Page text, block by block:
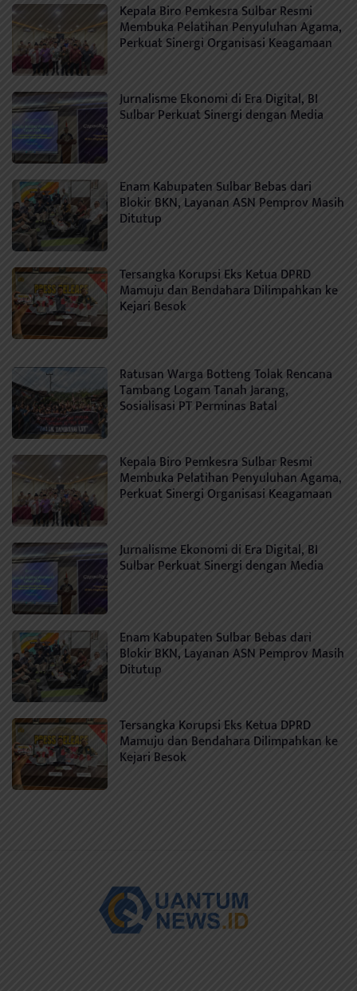
Kepala Biro Pemkesra Sulbar Resmi
Membuka Pelatihan Penyuluhan Agama,
Perkuat Sinergi Organisasi Keagamaan
Jurnalisme Ekonomi di Era Digital, BI
Sulbar Perkuat Sinergi dengan Media
Enam Kabupaten Sulbar Bebas dari
Blokir BKN, Layanan ASN Pemprov Masih
Ditutup
Tersangka Korupsi Eks Ketua DPRD
Mamuju dan Bendahara Dilimpahkan ke
Kejari Besok
Ratusan Warga Botteng Tolak Rencana
Tambang Logam Tanah Jarang,
Sosialisasi PT Perminas Batal
Kepala Biro Pemkesra Sulbar Resmi
Membuka Pelatihan Penyuluhan Agama,
Perkuat Sinergi Organisasi Keagamaan
Jurnalisme Ekonomi di Era Digital, BI
Sulbar Perkuat Sinergi dengan Media
Enam Kabupaten Sulbar Bebas dari
Blokir BKN, Layanan ASN Pemprov Masih
Ditutup
Tersangka Korupsi Eks Ketua DPRD
Mamuju dan Bendahara Dilimpahkan ke
Kejari Besok